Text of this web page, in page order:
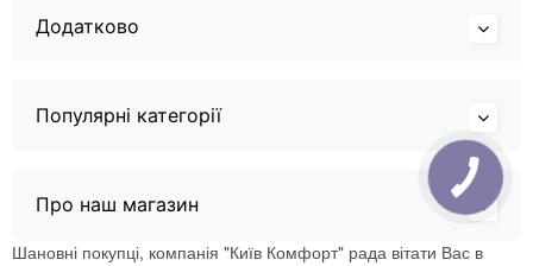
Додатково
Популярні категорії
Про наш магазин
Шановні покупці, компанія "Київ Комфорт" рада вітати Вас в